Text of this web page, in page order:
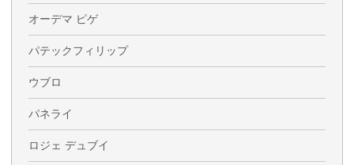
オーデマ ピゲ
パテックフィリップ
ウブロ
パネライ
ロジェ デュブイ